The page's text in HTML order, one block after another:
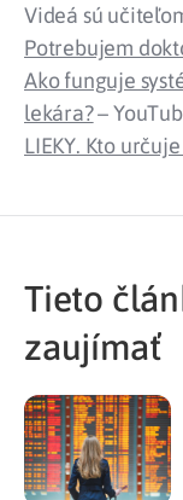
Videá sú
Potrebujem
Ako funguje
lekára?–
LIEKY. Kto
Tieto
zaujímať